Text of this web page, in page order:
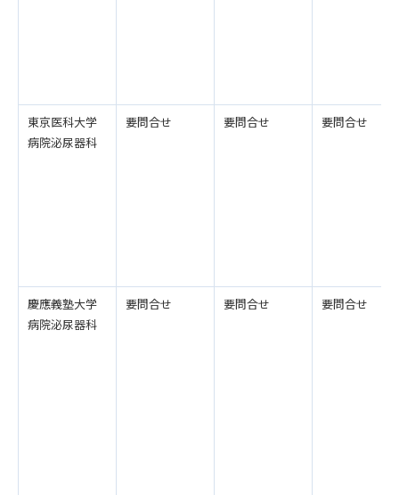
東京医科大学
病院泌尿器科
要問合せ 要問合せ 要問合せ
慶應義塾大学
病院泌尿器科
要問合せ 要問合せ 要問合せ